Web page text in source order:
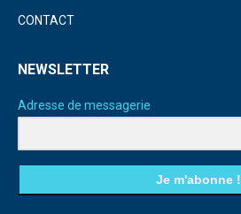
CONTACT
NEWSLETTER
Adresse de messagerie
Je m'abonne !